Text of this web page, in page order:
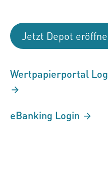
Jetzt Depot
Wertpapierportal
eBanking Login